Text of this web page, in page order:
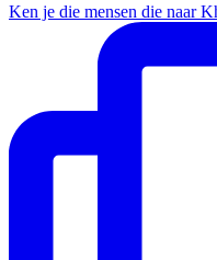
Ken je die mensen die naar